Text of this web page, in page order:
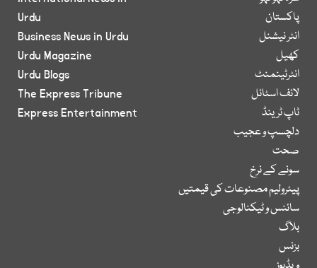
پاکستان
انٹر نیشنل
کھیل
انٹرٹینمنٹ
لائف اسٹائل
ٹاپ ٹرینڈ
دلچسپ و عجیب
صحت
سونے کے نرخ
پیٹرولیم مصنوعات کی قیمتیں
سائنس و ٹیکنالوجی
بلاگ
بزنس
Urdu
Business News in Urdu
Urdu Magazine
Urdu Blogs
The Express Tribune
Express Entertainment